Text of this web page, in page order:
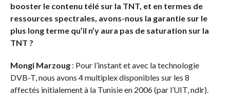
booster le contenu télé sur la TNT, et en termes de
ressources spectrales, avons-nous la garantie sur le
plus long terme qu’il n’y aura pas de saturation sur la
TNT ?
Mongi Marzoug: Pour l’instant et avec la technologie
DVB-T, nous avons 4 multiplex disponibles sur les 8
affectés initialement à la Tunisie en 2006 (par l’UIT, ndlr).